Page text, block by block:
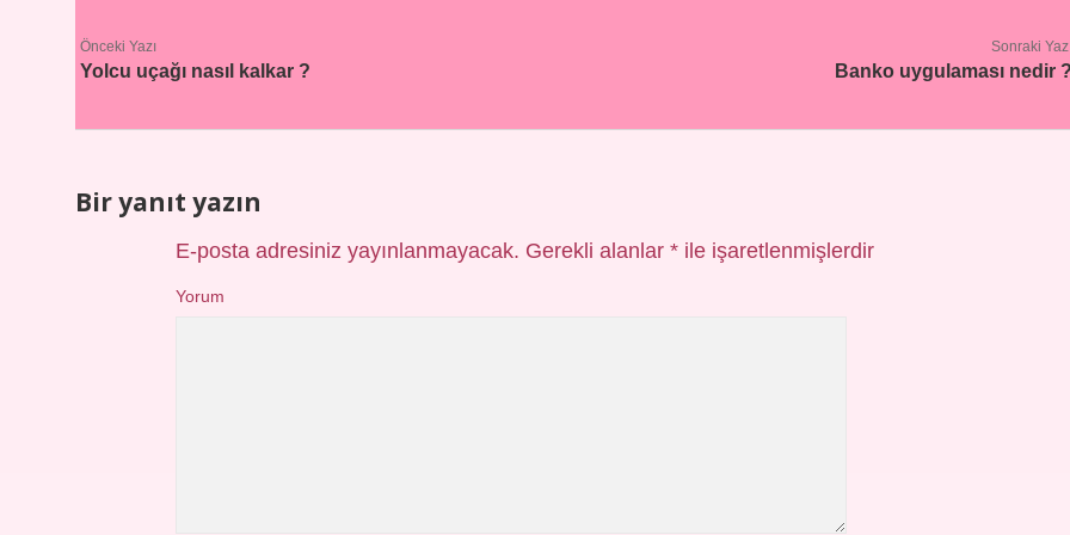
Önceki Yazı
Yolcu uçağı nasıl kalkar ?
Sonraki
Banko uygulaması nedir
Bir yanıt yazın
E-posta adresiniz yayınlanmayacak. Gerekli alanlar *ile işaretlenmişlerdir
Yorum